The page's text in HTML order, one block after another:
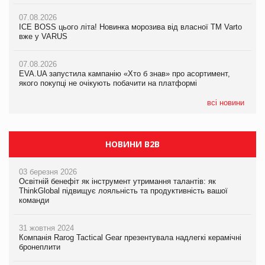
07.08.2026
ICE BOSS цього літа! Новинка морозива від власної ТМ Varto
вже у VARUS
07.08.2026
EVA.UA запустила кампанію «Хто б знав» про асортимент,
якого покупці не очікують побачити на платформі
всі новини
06.08.2026
Смачна новинка для хвостатих: у VARUS з’явилися паучі
05.08.2026
Мережа супермаркетів VARUS купує мережу магазинів
Продажі Hugo Boss впали на 9%
НОВИНИ B2B
03 березня 2026
Освітній бенефіт як інструмент утримання талантів: як
ThinkGlobal підвищує лояльність та продуктивність вашої
команди
31 жовтня 2024
Компанія Rarog Tactical Gear презентувала надлегкі керамічні
бронеплити